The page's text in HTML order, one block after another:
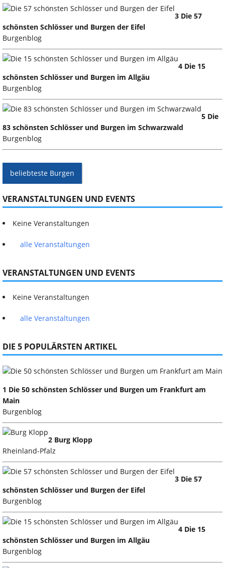
3 Die 57
schönsten Schlösser und Burgen der Eifel
Burgenblog
4 Die 15
schönsten Schlösser und Burgen im Allgäu
Burgenblog
5 Die
83 schönsten Schlösser und Burgen im Schwarzwald
Burgenblog
beliebteste Burgen
VERANSTALTUNGEN UND EVENTS
Keine Veranstaltungen
alle Veranstaltungen
VERANSTALTUNGEN UND EVENTS
Keine Veranstaltungen
alle Veranstaltungen
DIE 5 POPULÄRSTEN ARTIKEL
1 Die 50 schönsten Schlösser und Burgen um Frankfurt am
Main
Burgenblog
2 Burg Klopp
Rheinland-Pfalz
3 Die 57
schönsten Schlösser und Burgen der Eifel
Burgenblog
4 Die 15
schönsten Schlösser und Burgen im Allgäu
Burgenblog